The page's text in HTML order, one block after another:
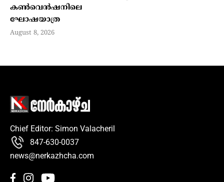
കണ്‍വെന്‍ഷനിലെ
ഘോഷയാത്ര
August 8, 2026
Chief Editor: Simon Valacheril
847-630-0037
news@nerkazhcha.com